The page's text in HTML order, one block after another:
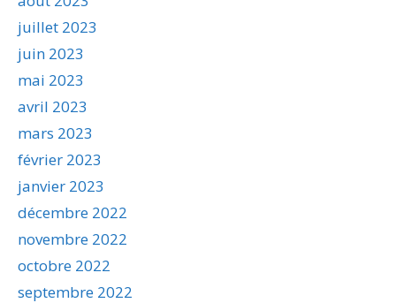
juillet 2023
juin 2023
mai 2023
avril 2023
mars 2023
février 2023
janvier 2023
décembre 2022
novembre 2022
octobre 2022
septembre 2022